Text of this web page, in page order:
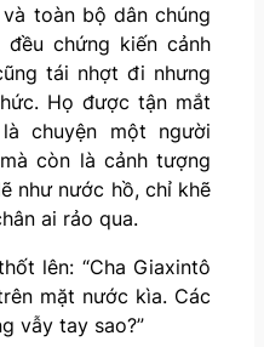
toàn bộ dân chúng
chứng kiến cảnh
tái nhợt đi nhưng
Họ được tận mắt
chuyện một người
còn là cảnh tượng
như nước hồ, chỉ khẽ
ai rảo qua.
lên: “Cha Giaxintô
mặt nước kìa. Các
vẫy tay sao?”